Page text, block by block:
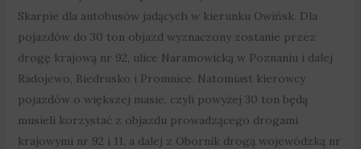
Skarpie dla autobusów jadących w kierunku Owińsk. Dla
pojazdów do 30 ton objazd wyznaczony zostanie przez
drogę krajową nr 92, ulice Naramowicką w Poznaniu i dalej
Radojewo, Biedrusko i Promnice. Natomiast kierowcy
pojazdów o większej masie, czyli powyżej 30 ton będą
musieli korzystać z objazdu prowadzącego drogami
krajowymi nr 92 i 11, a dalej z Obornik drogą wojewódzką nr